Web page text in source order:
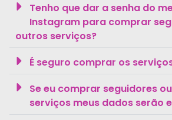
Tenho que dar a senha do
Instagram para comprar
outros serviços?
É seguro comprar os
Se eu comprar seguidores
serviços meus dados serão